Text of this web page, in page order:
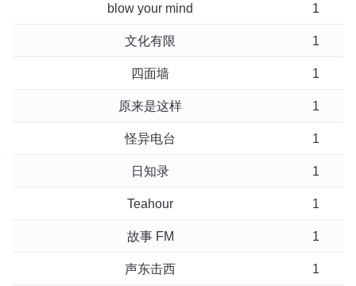
blow your mind 1
文化有限 1
四面墙 1
原来是这样 1
怪异电台 1
日知录 1
Teahour 1
故事 FM 1
声东击西 1